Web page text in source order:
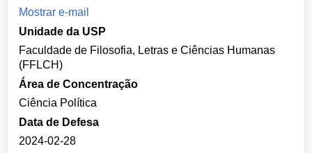
Mostrar e-mail
Unidade da USP
Faculdade de Filosofia, Letras e Ciências Humanas
(FFLCH)
Área de Concentração
Ciência Política
Data de Defesa
2024-02-28